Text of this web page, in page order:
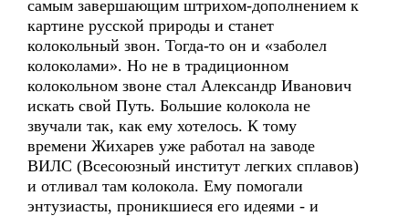
самым завершающим штрихом-дополнением к
картине русской природы и станет
колокольный звон. Тогда-то он и «заболел
колоколами». Но не в традиционном
колокольном звоне стал Александр Иванович
искать свой Путь. Большие колокола не
звучали так, как ему хотелось. К тому
времени Жихарев уже работал на заводе
ВИЛС (Всесоюзный институт легких сплавов)
и отливал там колокола. Ему помогали
энтузиасты, проникшиеся его идеями - и